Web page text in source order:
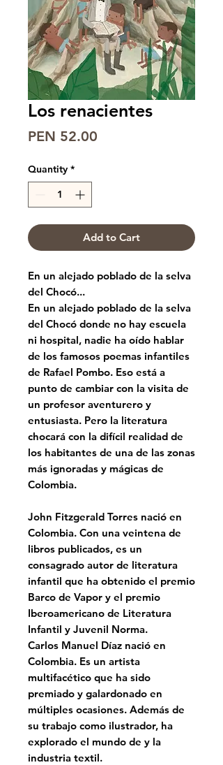
Los renacientes
PEN 52.00
Quantity *
Add to Cart
En un alejado poblado de la selva
del Chocó...
En un alejado poblado de la selva
del Chocó donde no hay escuela
ni hospital, nadie ha oído hablar
de los famosos poemas infantiles
de Rafael Pombo. Eso está a
punto de cambiar con la visita de
un profesor aventurero y
entusiasta. Pero la literatura
chocará con la difícil realidad de
los habitantes de una de las zonas
más ignoradas y mágicas de
Colombia.
John Fitzgerald Torres nació en
Colombia. Con una veintena de
libros publicados, es un
consagrado autor de literatura
infantil que ha obtenido el premio
Barco de Vapor y el premio
Iberoamericano de Literatura
Infantil y Juvenil Norma.
Carlos Manuel Díaz nació en
Colombia. Es un artista
multifacético que ha sido
premiado y galardonado en
múltiples ocasiones. Además de
su trabajo como ilustrador, ha
explorado el mundo de y la
industria textil.